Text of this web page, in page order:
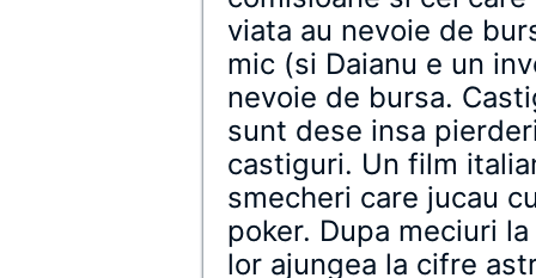
viata au nevoie de
mic (si Daianu e un
nevoie de bursa.
sunt dese insa
castiguri. Un film
smecheri care jucau
poker. Dupa meciuri
lor ajungea la cifre